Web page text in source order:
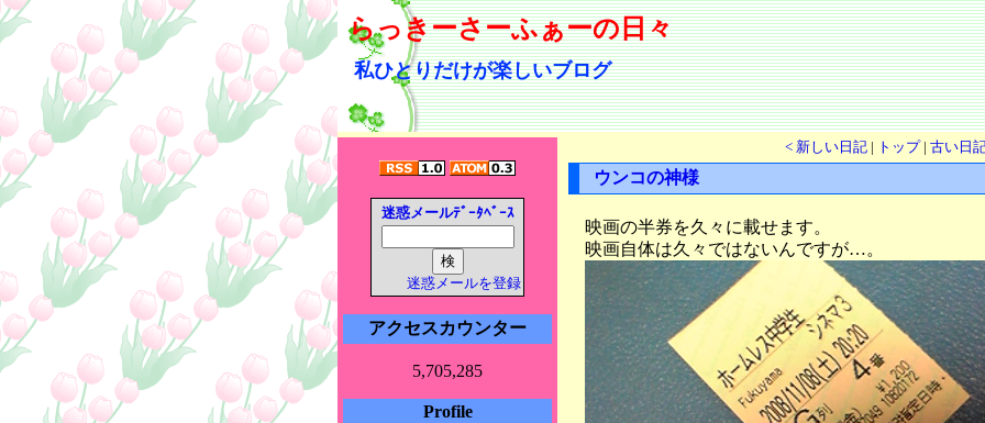
らっきーさーふぁーの日々
私ひとりだけが楽しいブログ
迷惑メールﾃﾞｰﾀﾍﾞｰｽ
迷惑メールを登録
アクセスカウンター
5,705,285
Profile
< 新しい日記| トップ| 古い日
ウンコの神様
映画の半券を久々に載せます。
映画自体は久々ではないんですが…。